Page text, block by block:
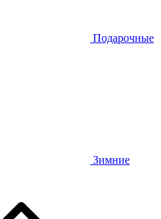
Подарочные
Зимние